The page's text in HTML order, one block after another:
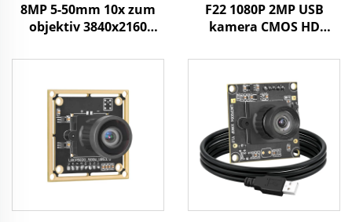
8MP 5-50mm 10x zum
objektiv 3840x2160
CMOS UVC SDK 4K USB
F22 1080P 2MP USB
kamera CMOS HD
minijaturni modul
kamere za robota,
strojno viđenje u
industriji